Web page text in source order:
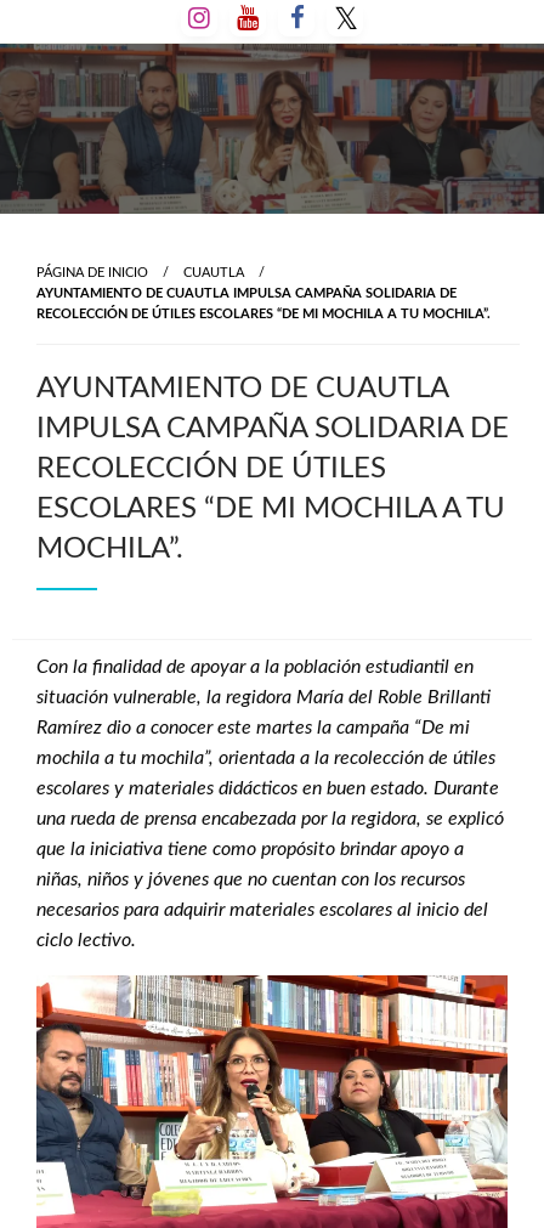
al
contenido
PÁGINA DE INICIO
CUAUTLA
AYUNTAMIENTO DE CUAUTLA IMPULSA CAMPAÑA SOLIDARIA DE
RECOLECCIÓN DE ÚTILES ESCOLARES “DE MI MOCHILA A TU MOCHILA”.
AYUNTAMIENTO DE CUAUTLA
IMPULSA CAMPAÑA SOLIDARIA DE
RECOLECCIÓN DE ÚTILES
ESCOLARES “DE MI MOCHILA A TU
MOCHILA”.
Con la finalidad de apoyar a la población estudiantil en
situación vulnerable, la regidora María del Roble Brillanti
Ramírez dio a conocer este martes la campaña “De mi
mochila a tu mochila”, orientada a la recolección de útiles
escolares y materiales didácticos en buen estado. Durante
una rueda de prensa encabezada por la regidora, se explicó
que la iniciativa tiene como propósito brindar apoyo a
niñas, niños y jóvenes que no cuentan con los recursos
necesarios para adquirir materiales escolares al inicio del
ciclo lectivo.